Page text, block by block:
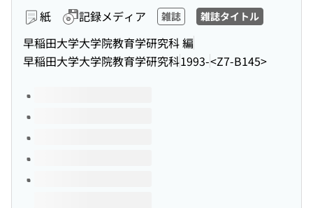
紙 記録メディア 雑誌 雑誌タイトル
早稲田大学大学院教育学研究科 編
早稲田大学大学院教育学研究科1993-<Z7-B145>
このタイトルの巻号